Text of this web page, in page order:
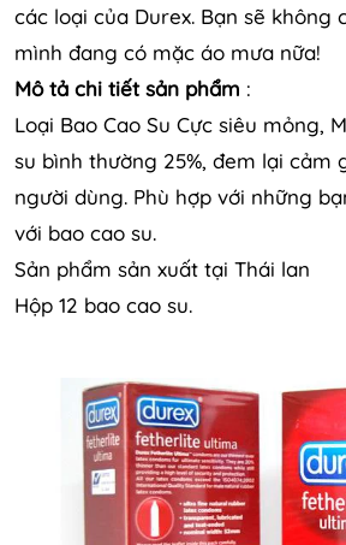
các loại của Durex. Bạn sẽ không
mình đang có mặc áo mưa nữa!
Mô tả chi tiết sản phẩm :
Loại Bao Cao Su Cực siêu mỏng,
su bình thường 25%, đem lại cảm
người dùng. Phù hợp với những
với bao cao su.
Sản phẩm sản xuất tại Thái lan
Hộp 12 bao cao su.